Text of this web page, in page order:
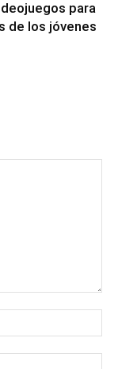
para
de los jóvenes